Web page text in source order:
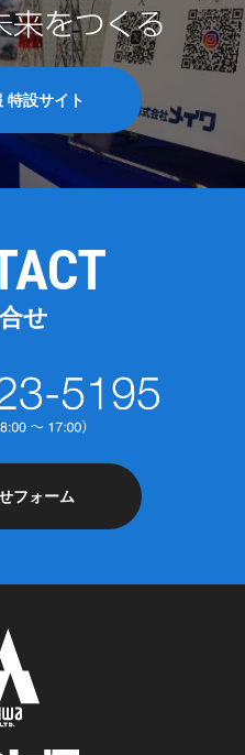
特設サイト
せ
フォーム